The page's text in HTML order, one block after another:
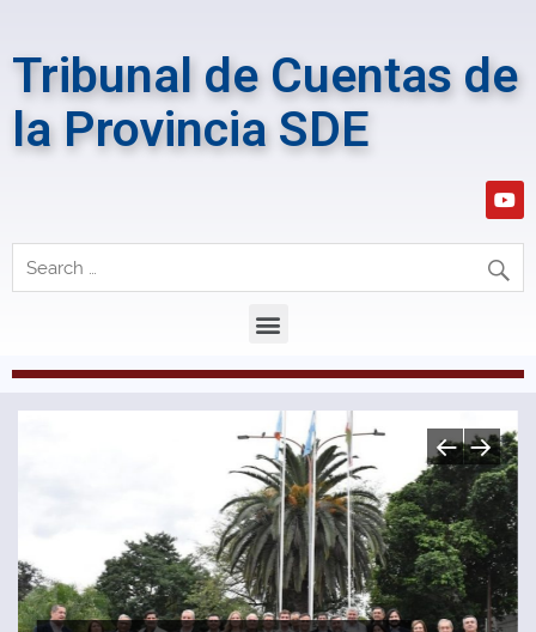
Tribunal de Cuentas de
la Provincia SDE